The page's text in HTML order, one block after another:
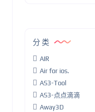
分类
AIR
Air for ios.
AS3-Tool
AS3-点点滴滴
Away3D